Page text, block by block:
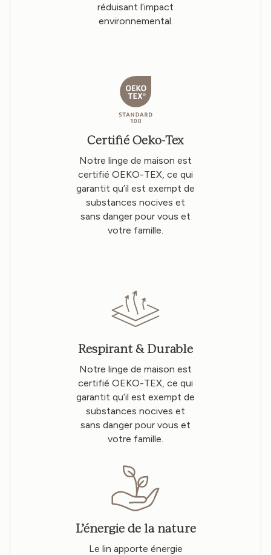
réduisant l’impact
environnemental.
Certifié Oeko-Tex
Notre linge de maison est
certifié OEKO-TEX, ce qui
garantit qu’il est exempt de
substances nocives et
sans danger pour vous et
votre famille.
Respirant & Durable
Notre linge de maison est
certifié OEKO-TEX, ce qui
garantit qu’il est exempt de
substances nocives et
sans danger pour vous et
votre famille.
L’énergie de la nature
Le lin apporte énergie